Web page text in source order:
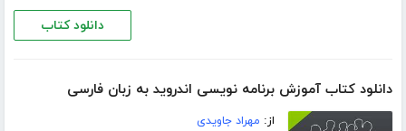
دانلود کتاب
دانلود کتاب آموزش برنامه نویسی اندروید به زبان فارسی
از: مهراد جاویدی